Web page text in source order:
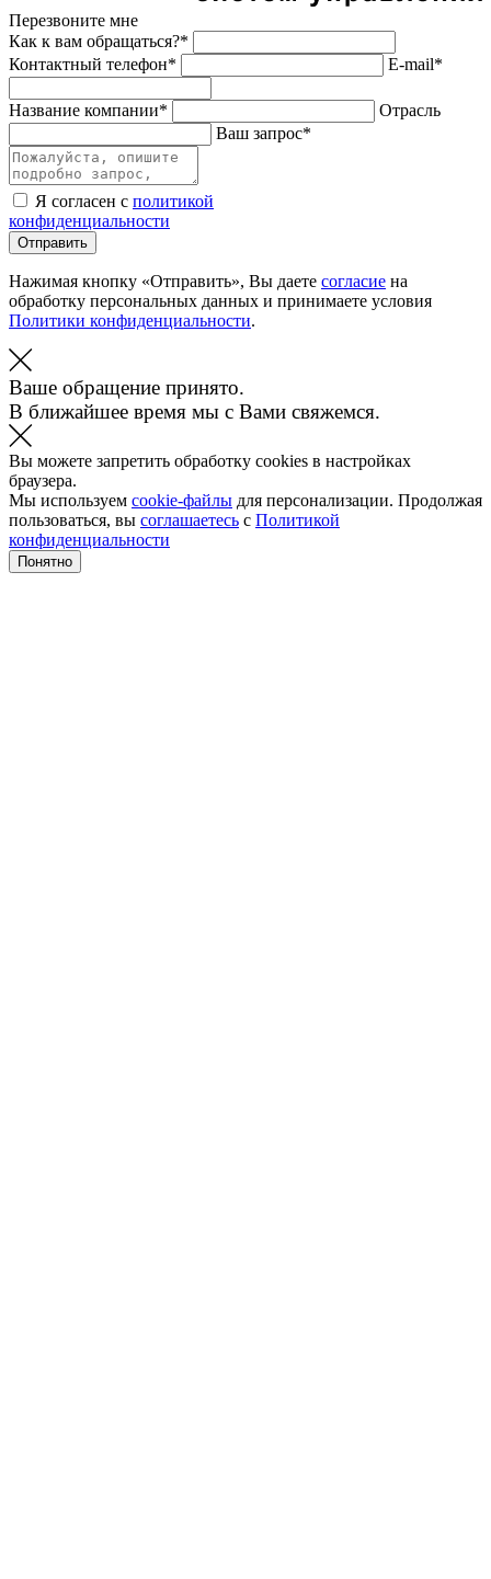
Перезвоните мне
Как к вам обращаться?*
Контактный телефон*
E-mail*
Название компании*
Отрасль
Ваш запрос*
Я согласен с политикой
конфиденциальности
Отправить
Нажимая кнопку «Отправить», Вы даете согласие на
обработку персональных данных и принимаете условия
Политики конфиденциальности.
Ваше обращение принято.
В ближайшее время мы с Вами свяжемся.
Вы можете запретить обработку cookies в настройках
браузера.
Мы используем cookie-файлы для персонализации. Продолжая
пользоваться, вы соглашаетесь с Политикой
конфиденциальности
Понятно